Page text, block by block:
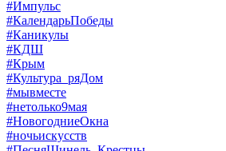
#Импульс
#КалендарьПобеды
#Каникулы
#КДШ
#Крым
#Культура_ряДом
#мывместе
#нетолько9мая
#НовогодниеОкна
#ночьискусств